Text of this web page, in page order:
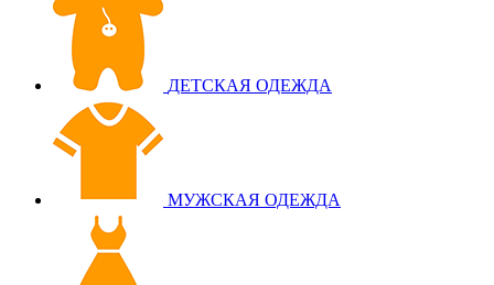
ДЕТСКАЯ ОДЕЖДА
МУЖСКАЯ ОДЕЖДА